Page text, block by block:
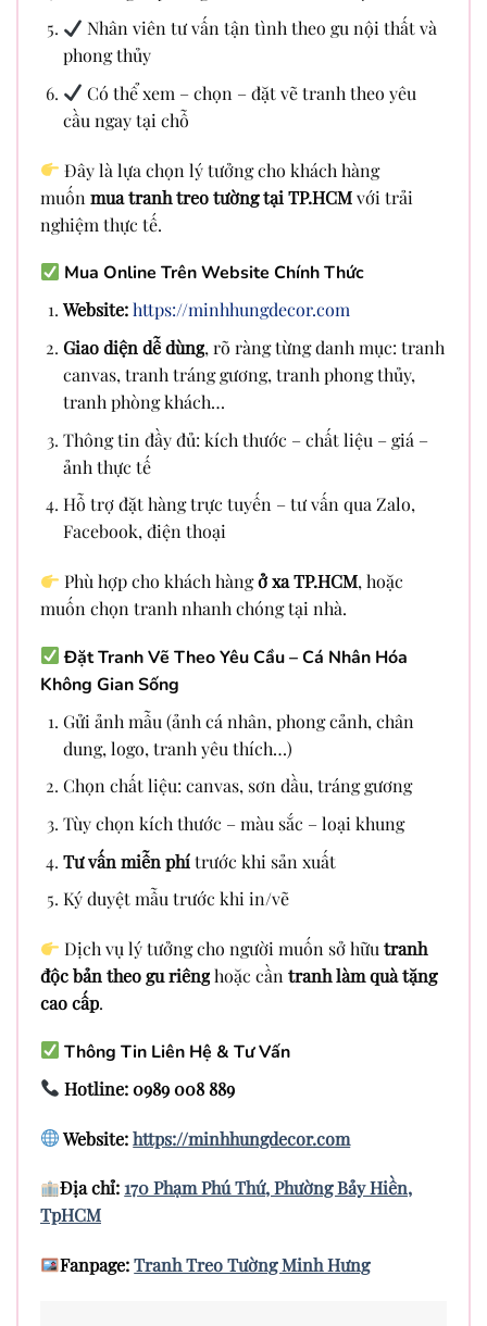
Nhân viên tư vấn tận tình theo gu nội thất và
phong thủy
Có thể xem – chọn – đặt vẽ tranh theo yêu
cầu ngay tại chỗ
Đây là lựa chọn lý tưởng cho khách hàng
muốn mua tranh treo tường tại TP.HCMvới trải
nghiệm thực tế.
Mua Online Trên Website Chính Thức
Website: https://minhhungdecor.com
Giao diện dễ dùng, rõ ràng từng danh mục: tranh
canvas, tranh tráng gương, tranh phong thủy,
tranh phòng khách…
Thông tin đầy đủ: kích thước – chất liệu – giá –
ảnh thực tế
Hỗ trợ đặt hàng trực tuyến – tư vấn qua Zalo,
Facebook, điện thoại
Phù hợp cho khách hàngở xa TP.HCM, hoặc
muốn chọn tranh nhanh chóng tại nhà.
Đặt Tranh Vẽ Theo Yêu Cầu – Cá Nhân Hóa
Không Gian Sống
Gửi ảnh mẫu (ảnh cá nhân, phong cảnh, chân
dung, logo, tranh yêu thích…)
Chọn chất liệu: canvas, sơn dầu, tráng gương
Tùy chọn kích thước – màu sắc – loại khung
Tư vấn miễn phítrước khi sản xuất
Ký duyệt mẫu trước khi in/vẽ
Dịch vụ lý tưởng cho người muốn sở hữutranh
độc bản theo gu riênghoặc cần tranh làm quà tặng
cao cấp.
Thông Tin Liên Hệ & Tư Vấn
Hotline: 0989 008 889
Website:https://minhhungdecor.com
Địa chỉ:170 Phạm Phú Thứ, Phường Bảy Hiền,
TpHCM
Fanpage: Tranh Treo Tường Minh Hưng